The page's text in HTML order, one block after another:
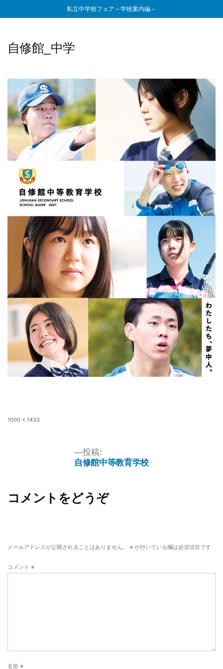
私立中学校フェア～学校案内編～
自修館_中学
1000 × 1433
投稿:
自修館中等教育学校
コメントをどうぞ
メールアドレスが公開されることはありません。 ※ が付いている欄は必須項目です
コメント ※
名前 ※